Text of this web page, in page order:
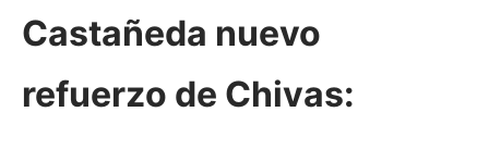
Castañeda nuevo
refuerzo de Chivas: